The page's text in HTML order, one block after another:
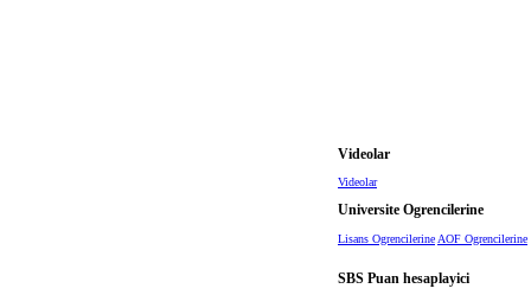
Videolar
Videolar
Universite Ogrencilerine
Lisans Ogrencilerine AOF Ogrencilerine
SBS Puan hesaplayici